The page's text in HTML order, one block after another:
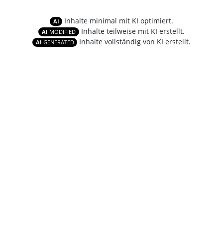
AI Inhalte minimal mit KI optimiert.
AI MODIFIED Inhalte teilweise mit KI erstellt.
AI GENERATED Inhalte vollständig von KI erstellt.